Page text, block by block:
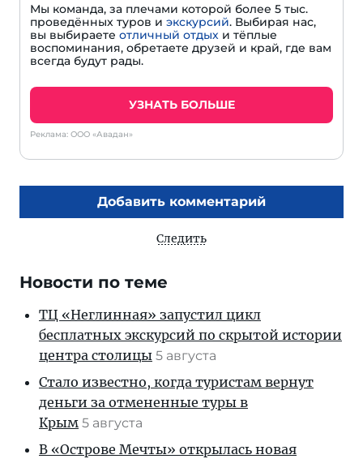
Мы команда, за плечами которой более 5 тыс.
проведённых туров и экскурсий. Выбирая нас,
вы выбираете отличный отдых и тёплые
воспоминания, обретаете друзей и край, где вам
всегда будут рады.
УЗНАТЬ БОЛЬШЕ
Реклама: ООО «Авадан»
Добавить комментарий
Следить
Новости по теме
ТЦ «Неглинная» запустил цикл
бесплатных экскурсий по скрытой истории
центра столицы 5 августа
Стало известно, когда туристам вернут
деньги за отмененные туры в
Крым 5 августа
В «Острове Мечты» открылась новая